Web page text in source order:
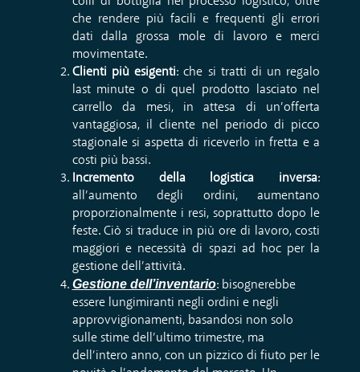
che rendere più facili e frequenti gli errori
dati dalla grossa mole di lavoro e merci
movimentate.
Clienti più esigenti: che si tratti di un regalo
last minute o di quel prodotto lasciato nel
carrello da mesi, in attesa di un’offerta
vantaggiosa, il cliente nel periodo di picco
stagionale si aspetta di riceverlo in fretta e a
costi più bassi.
Incremento della logistica inversa:
all’aumento degli ordini, aumentano
proporzionalmente i resi, soprattutto dopo le
feste. Ciò si traduce in più ore di lavoro, costi
maggiori e necessità di spazi ad hocper la
gestione dell’attività.
Gestione dell’inventario: bisognerebbe
essere lungimiranti negli ordini e negli
approvvigionamenti, basandosi non solo
sulle stime dell’ultimo trimestre, ma
dell’intero anno, con un pizzico di fiuto per le